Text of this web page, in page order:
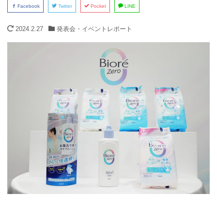
Facebook Twitter Pocket LINE
2024.2.27 発表会・イベントレポート